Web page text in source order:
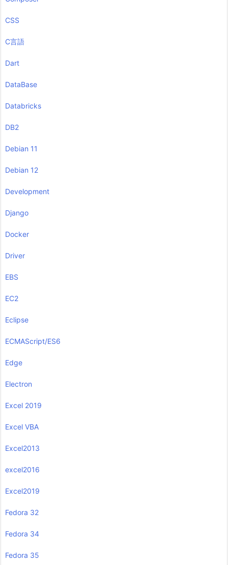
CSS
C言語
Dart
DataBase
Databricks
DB2
Debian 11
Debian 12
Development
Django
Docker
Driver
EBS
EC2
Eclipse
ECMAScript/ES6
Edge
Electron
Excel 2019
Excel VBA
Excel2013
excel2016
Excel2019
Fedora 32
Fedora 34
Fedora 35